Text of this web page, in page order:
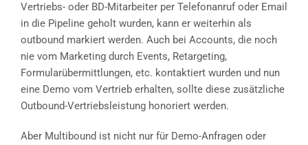
Vertriebs- oder BD-Mitarbeiter per Telefonanruf oder Email
in die Pipeline geholt wurden, kann er weiterhin als
outbound markiert werden. Auch bei Accounts, die noch
nie vom Marketing durch Events, Retargeting,
Formularübermittlungen, etc. kontaktiert wurden und nun
eine Demo vom Vertrieb erhalten, sollte diese zusätzliche
Outbound-Vertriebsleistung honoriert werden.
Aber Multibound ist nicht nur für Demo-Anfragen oder